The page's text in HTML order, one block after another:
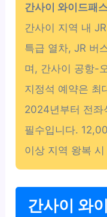
간사이 와이드패
간사이 지역 내
특급 열차, JR 버
며, 간사이 공항-
지정석 예약은 최
2024년부터 전좌
필수입니다.
이상 지역 왕복
간사이 와